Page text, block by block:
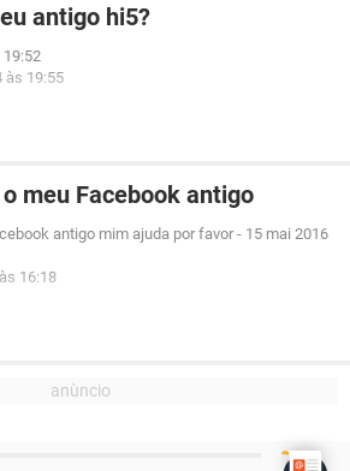
antigo hi5?
19:52
às 19:55
meu Facebook antigo
antigo mim ajuda por favor - 15 mai 2016
16:18